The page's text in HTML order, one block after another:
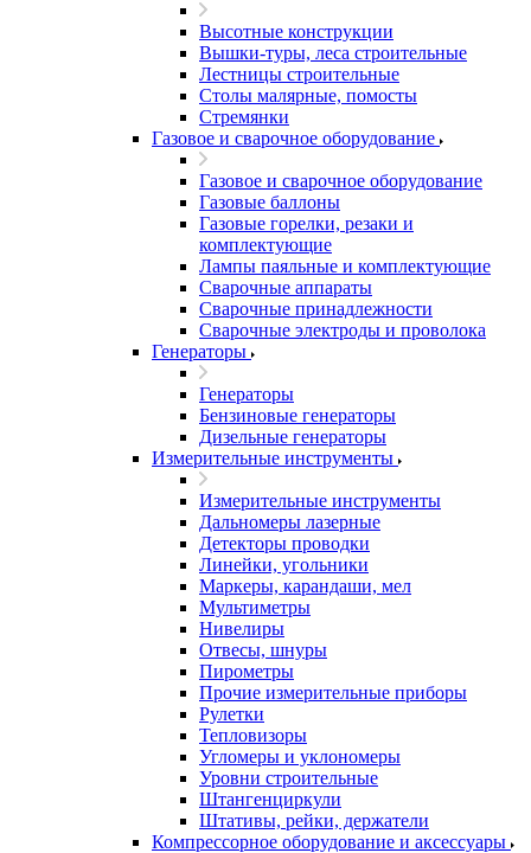
Высотные конструкции
Вышки-туры, леса строительные
Лестницы строительные
Столы малярные, помосты
Стремянки
Газовое и сварочное оборудование
Газовое и сварочное оборудование
Газовые баллоны
Газовые горелки, резаки и
комплектующие
Лампы паяльные и комплектующие
Сварочные аппараты
Сварочные принадлежности
Сварочные электроды и проволока
Генераторы
Генераторы
Бензиновые генераторы
Дизельные генераторы
Измерительные инструменты
Измерительные инструменты
Дальномеры лазерные
Детекторы проводки
Линейки, угольники
Маркеры, карандаши, мел
Мультиметры
Нивелиры
Отвесы, шнуры
Пирометры
Прочие измерительные приборы
Рулетки
Тепловизоры
Угломеры и уклономеры
Уровни строительные
Штангенциркули
Штативы, рейки, держатели
Компрессорное оборудование и аксессуары